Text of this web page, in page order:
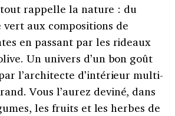
rappelle la nature : du
aux compositions de
en passant par les rideaux
Un univers d’un bon goût
l’architecte d’intérieur multi-
Vous l’aurez deviné, dans
les fruits et les herbes de